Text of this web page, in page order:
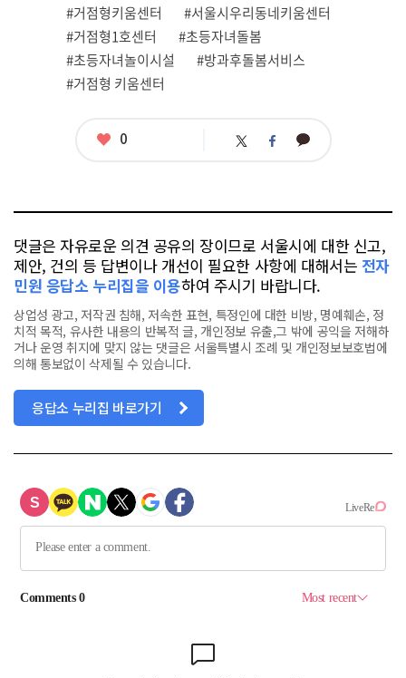
#거점형키움센터
#서울시우리동네키움센터
#거점형1호센터
#초등자녀돌봄
#초등자녀놀이시설
#방과후돌봄서비스
#거점형 키움센터
좋
0 트 페 카
댓글은 자유로운 의견 공유의 장이므로 서울시에 대한 신고,
제안, 건의 등 답변이나 개선이 필요한 사항에 대해서는 전자
민원 응답소 누리집을 이용하여 주시기 바랍니다.
상업성 광고, 저작권 침해, 저속한 표현, 특정인에 대한 비방, 명예훼손, 정
치적 목적, 유사한 내용의 반복적 글, 개인정보 유출,그 밖에 공익을 저해하
거나 운영 취지에 맞지 않는 댓글은 서울특별시 조례 및 개인정보보호법에
의해 통보없이 삭제될 수 있습니다.
응답소 누리집 바로가기